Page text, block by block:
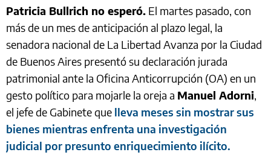
Patricia Bullrich no esperó. El martes pasado, con
más de un mes de anticipación al plazo legal, la
senadora nacional de La Libertad Avanza por la Ciudad
de Buenos Aires presentó su declaración jurada
patrimonial ante la Oficina Anticorrupción (OA) en un
gesto político para mojarle la oreja a Manuel Adorni,
el jefe de Gabinete que lleva meses sin mostrar sus
bienes mientras enfrenta una investigación
judicial por presunto enriquecimiento ilícito.